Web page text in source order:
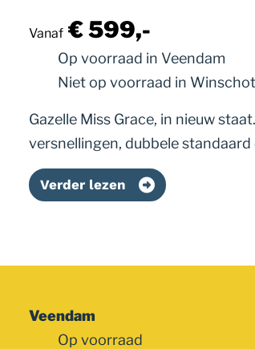
Vanaf € 599,-
Op voorraad in Veendam
Niet op voorraad in
Gazelle Miss Grace, in nieuw
versnellingen, dubbele
Verder lezen
Veendam
Op voorraad